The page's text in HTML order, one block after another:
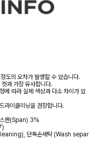
도의 오차가 발생할 수 있습니다.
과 가장 유사합니다.
에 따라 실제 색상과 다소 차이가 있
라이클리닝을 권장합니다.
판(Span) 3%
단독손세탁 (Wash separ